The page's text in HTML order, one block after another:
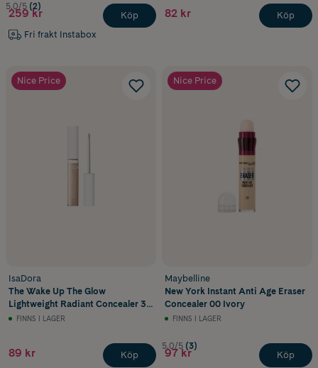
5.0/5 (2)
259 kr
Fri frakt Instabox
Köp 82 kr Köp
Nice Price
IsaDora
The Wake Up The Glow
Lightweight Radiant Concealer 3N
Neutral 10 ml
FINNS I LAGER
89 kr Köp
Nice Price
Maybelline
New York Instant Anti Age Eraser
Concealer 00 Ivory
FINNS I LAGER
5.0/5 (3)
97 kr Köp